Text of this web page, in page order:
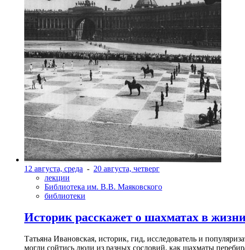
12 августа, среда - 20 августа, четверг
лекции
Библиотека им. В.В. Маяковского
библиотеки
Историк расскажет о шахматах в
Татьяна Ивановская, историк, гид, исследователь и
могли сойтись люди из разных сословий, как шахматы